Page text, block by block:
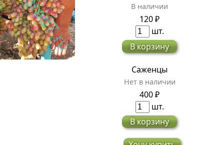
В наличии
120 ₽
шт.
В корзину
Саженцы
Нет в наличии
400 ₽
шт.
В корзину